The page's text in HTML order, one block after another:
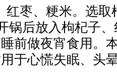
红枣、粳米。选取
锅后放入枸杞子
前做夜宵食用。
于心慌失眠、头